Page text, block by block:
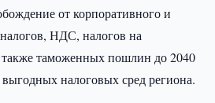
от корпоративного и
НДС, налогов на
таможенных пошлин до 2040
налоговых сред региона.